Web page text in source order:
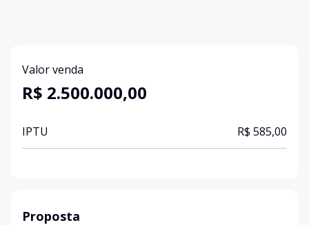
Valor venda
R$ 2.500.000,00
IPTU R$ 585,00
Proposta